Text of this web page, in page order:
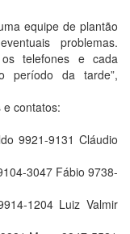
equipe de plantão
problemas.
telefones e cada
período da tarde”,
contatos:
9921-9131 Cláudio
3047 Fábio 9738-
1204 Luiz Valmir